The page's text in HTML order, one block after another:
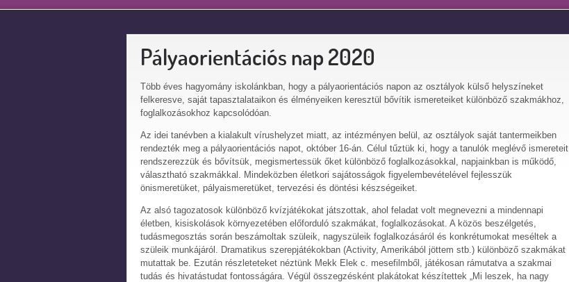
Pályaorientációs nap 2020
Több éves hagyomány iskolánkban, hogy a pályaorientációs napon az osztályok külső helyszíneket
felkeresve, saját tapasztalataikon és élményeiken keresztül bővítik ismereteiket különböző szakmákhoz,
foglalkozásokhoz kapcsolódóan.
Az idei tanévben a kialakult vírushelyzet miatt, az intézményen belül, az osztályok saját tantermeikben
rendezték meg a pályaorientációs napot, október 16-án. Célul tűztük ki, hogy a tanulók meglévő ismereteit
rendszerezzük és bővítsük, megismertessük őket különböző foglalkozásokkal, napjainkban is működő,
választható szakmákkal. Mindeközben életkori sajátosságok figyelembevételével fejlesszük
önismeretüket, pályaismeretüket, tervezési és döntési készségeiket.
Az alsó tagozatosok különböző kvízjátékokat játszottak, ahol feladat volt megnevezni a mindennapi
életben, kisiskolások környezetében előforduló szakmákat, foglalkozásokat. A közös beszélgetés,
tudásmegosztás során beszámoltak szüleik, nagyszüleik foglalkozásáról és konkrétumokat meséltek a
szüleik munkájáról. Dramatikus szerepjátékokban (Activity, Amerikából jöttem stb.) különböző szakmákat
mutattak be. Ezután részleteteket néztünk Mekk Elek c. mesefilmből, játékosan rámutatva a szakmai
tudás és hivatástudat fontosságára. Végül összegzésként plakátokat készítettek „Mi leszek, ha nagy